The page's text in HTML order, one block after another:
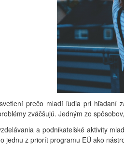
prečo mladí ľudia pri hľadaní
zväčšujú. Jedným zo
a podnikateľské aktivity
jednu z priorít programu EÚ ako